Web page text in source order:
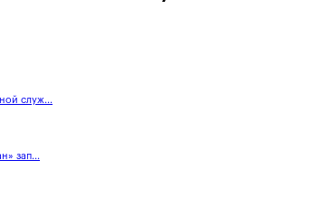
служ...
зап...